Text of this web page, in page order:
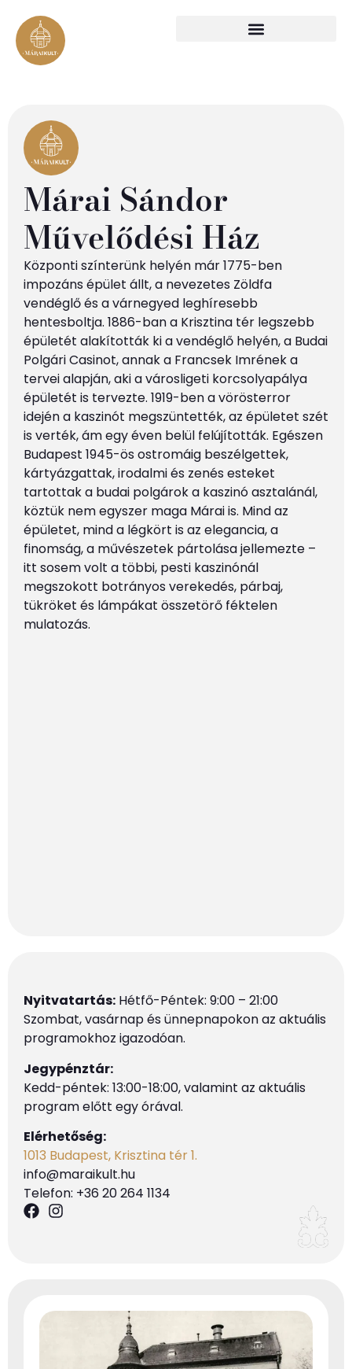
Márai Sándor
Művelődési Ház
Központi színterünk helyén már 1775-ben
impozáns épület állt, a nevezetes Zöldfa
vendéglő és a várnegyed leghíresebb
hentesboltja. 1886-ban a Krisztina tér legszebb
épületét alakították ki a vendéglő helyén, a Budai
Polgári Casinot, annak a Francsek Imrének a
tervei alapján, aki a városligeti korcsolyapálya
épületét is tervezte. 1919-ben a vörösterror
idején a kaszinót megszüntették, az épületet szét
is verték, ám egy éven belül felújították. Egészen
Budapest 1945-ös ostromáig beszélgettek,
kártyázgattak, irodalmi és zenés esteket
tartottak a budai polgárok a kaszinó asztalánál,
köztük nem egyszer maga Márai is. Mind az
épületet, mind a légkört is az elegancia, a
finomság, a művészetek pártolása jellemezte –
itt sosem volt a többi, pesti kaszinónál
megszokott botrányos verekedés, párbaj,
tükröket és lámpákat összetörő féktelen
mulatozás.
Nyitvatartás: Hétfő-Péntek: 9:00 – 21:00
Szombat, vasárnap és ünnepnapokon az aktuális
programokhoz igazodóan.
Jegypénztár:
Kedd-péntek: 13:00-18:00, valamint az aktuális
program előtt egy órával.
Elérhetőség:
1013 Budapest, Krisztina tér 1.
info@maraikult.hu
Telefon: +36 20 264 1134